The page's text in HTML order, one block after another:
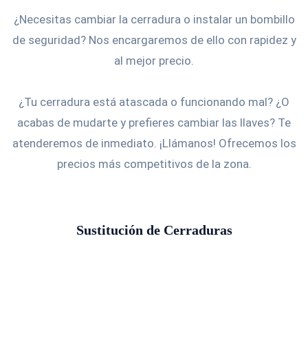
¿Necesitas cambiar la cerradura o instalar un bombillo
de seguridad? Nos encargaremos de ello con rapidez y
al mejor precio.
¿Tu cerradura está atascada o funcionando mal? ¿O
acabas de mudarte y prefieres cambiar las llaves? Te
atenderemos de inmediato. ¡Llámanos! Ofrecemos los
precios más competitivos de la zona.
Sustitución de Cerraduras